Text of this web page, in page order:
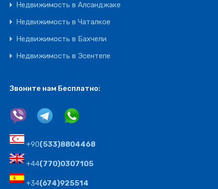
Недвижимость в Алсанджаке
Недвижимость в Чаталкое
Недвижимость в Бахчели
Недвижимость в Эсентепе
Звоните нам Бесплатно:
+90(533)8804468
+44(770)0307105
+34(674)925514